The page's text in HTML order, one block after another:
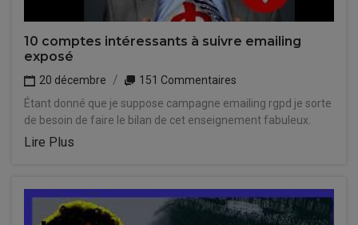
10 comptes intéressants à suivre emailing
exposé
20 décembre
151 Commentaires
Étant donné que je suppose campagne emailing rgpd je sorte
de besoin de faire le bilan de cet enseignement fabuleux.
Lire Plus